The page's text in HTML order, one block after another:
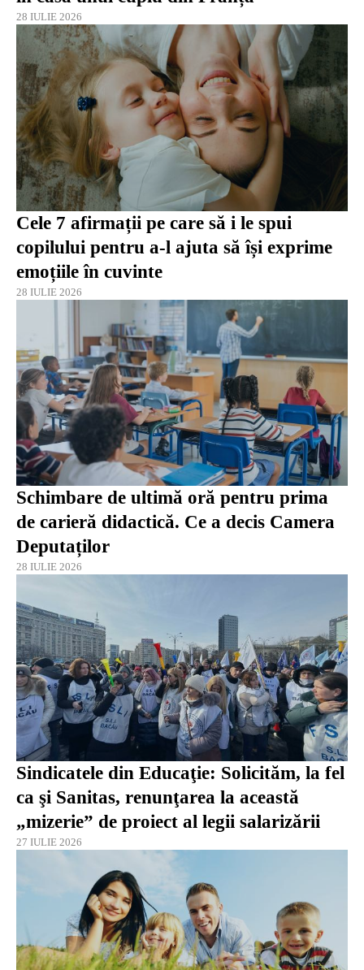
28 IULIE 2026
Cele 7 afirmații pe care să i le spui
copilului pentru a-l ajuta să își exprime
emoțiile în cuvinte
28 IULIE 2026
Schimbare de ultimă oră pentru prima
de carieră didactică. Ce a decis Camera
Deputaților
28 IULIE 2026
Sindicatele din Educaţie: Solicităm, la fel
ca şi Sanitas, renunţarea la această
„mizerie” de proiect al legii salarizării
27 IULIE 2026